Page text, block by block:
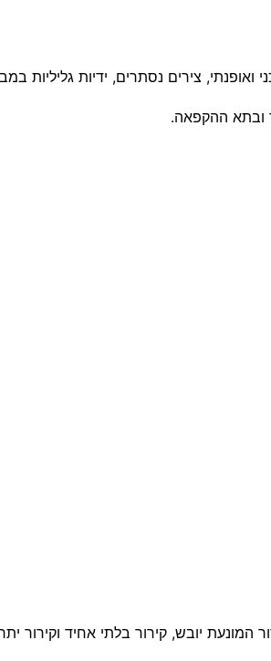
צירים נסתרים, ידיות גליליות
המונעת יובש, קירור בלתי אחיד וקירור יתר